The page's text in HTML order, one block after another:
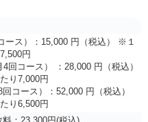
ース）：15,000 円（税込） ※１
円
回コース） ：28,000 円（税込）
り7,000円
コース）：52,000 円（税込）
り6,500円